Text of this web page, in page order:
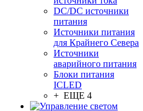
DC/DC источники
питания
Источники питания
для Крайнего Севера
Источники
аварийного питания
Блоки питания
ICLED
+ ЕЩЕ 4